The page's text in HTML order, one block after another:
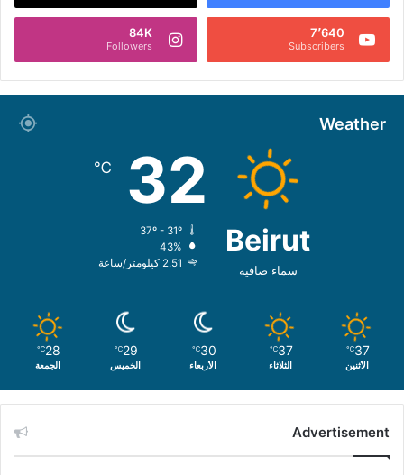
7٬640
Subscribers
84K
Followers
Weather
Beirut
سماء صافية
32
℃
43%
2.51 كيلومتر/ساعة
37
℃
الأثنين
37
℃
الثلاثاء
30
℃
الأربعاء
29
℃
الخميس
28
℃
الجمعة
Advertisement